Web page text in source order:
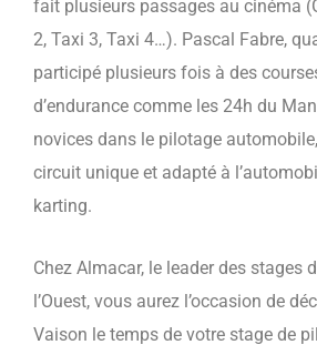
fait plusieurs passages au cinéma
2, Taxi 3, Taxi 4…). Pascal Fabre,
participé plusieurs fois à des
d’endurance comme les 24h du
novices dans le pilotage
circuit unique et adapté à
karting.
Chez Almacar, le leader des stages
l’Ouest, vous aurez l’occasion de
Vaison le temps de votre stage de